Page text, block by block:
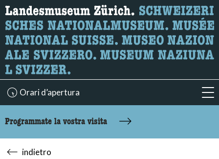
Ricerca
Qui è possibile cercare i contenuti della pagina.
Orari d’apertura
Programmate la vostra visita
indietro